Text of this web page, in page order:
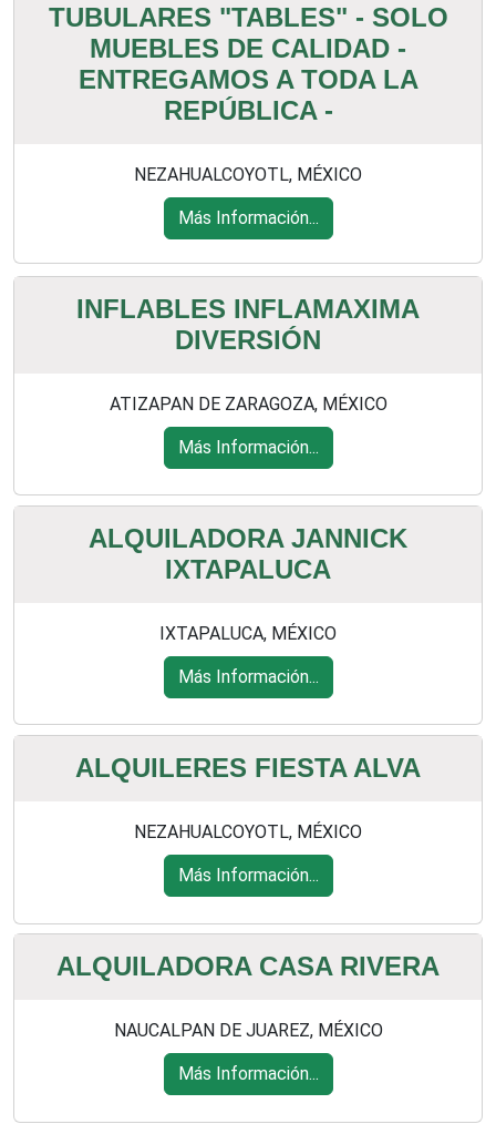
TUBULARES "TABLES" - SOLO
MUEBLES DE CALIDAD -
ENTREGAMOS A TODA LA
REPÚBLICA -
NEZAHUALCOYOTL, MÉXICO
Más Información...
INFLABLES INFLAMAXIMA
DIVERSIÓN
ATIZAPAN DE ZARAGOZA, MÉXICO
Más Información...
ALQUILADORA JANNICK
IXTAPALUCA
IXTAPALUCA, MÉXICO
Más Información...
ALQUILERES FIESTA ALVA
NEZAHUALCOYOTL, MÉXICO
Más Información...
ALQUILADORA CASA RIVERA
NAUCALPAN DE JUAREZ, MÉXICO
Más Información...